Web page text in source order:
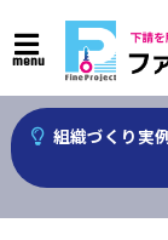
menu
組織づくり実